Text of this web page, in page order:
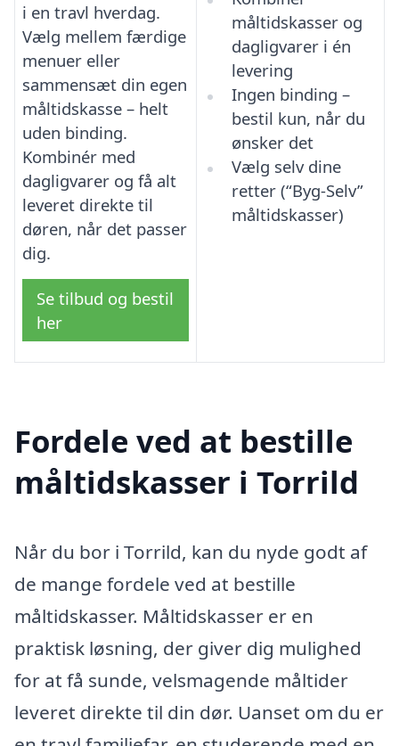
i en travl hverdag.
Vælg mellem færdige
menuer eller
sammensæt din egen
måltidskasse – helt
uden binding.
Kombinér med
dagligvarer og få alt
leveret direkte til
døren, når det passer
dig.
Se tilbud og bestil
her
måltidskasser og
dagligvarer i én
levering
Ingen binding –
bestil kun, når du
ønsker det
Vælg selv dine
retter (“Byg-Selv”
måltidskasser)
Fordele ved at bestille
måltidskasser i Torrild
Når du bor i Torrild, kan du nyde godt af
de mange fordele ved at bestille
måltidskasser. Måltidskasser er en
praktisk løsning, der giver dig mulighed
for at få sunde, velsmagende måltider
leveret direkte til din dør. Uanset om du er